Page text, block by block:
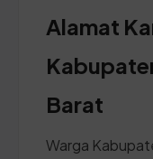
Alamat
Barat
Warga